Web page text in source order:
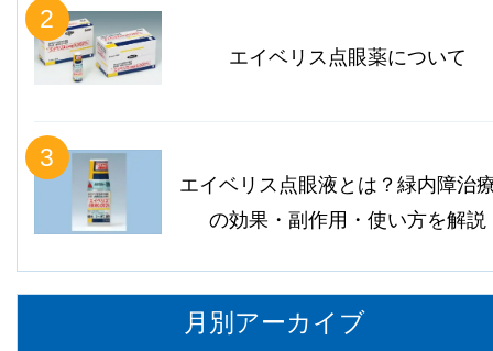
2
エイベリス点眼薬について
3
エイベリス点眼液とは？緑内障治
の効果・副作用・使い方を解説
月別アーカイブ